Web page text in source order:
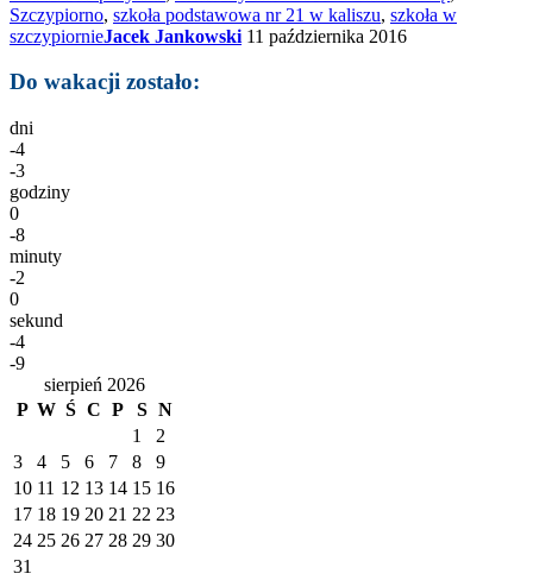
Szczypiorno, szkoła podstawowa nr 21 w kaliszu, szkoła w
szczypiornieJacek Jankowski 11 października 2016
Do wakacji zostało:
dni
-4
-3
godziny
0
-8
minuty
-2
0
sekund
-4
-9
sierpień 2026
P W Ś C P S N
1
2
3
4 5 6 7 8
9
10 11 12 13 14 15 16
17 18 19 20 21 22 23
24 25 26 27 28 29 30
31